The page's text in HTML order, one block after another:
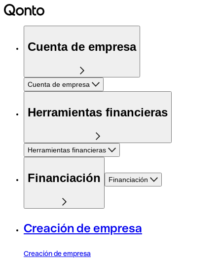
Cuenta de empresa
Cuenta de empresa
Herramientas financieras
Herramientas financieras
Financiación Financiación
Creación de empresa
Creación de empresa